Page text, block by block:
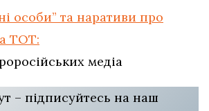
особи” та наративи про
ТОТ:
медіа
– підписуйтесь на наш